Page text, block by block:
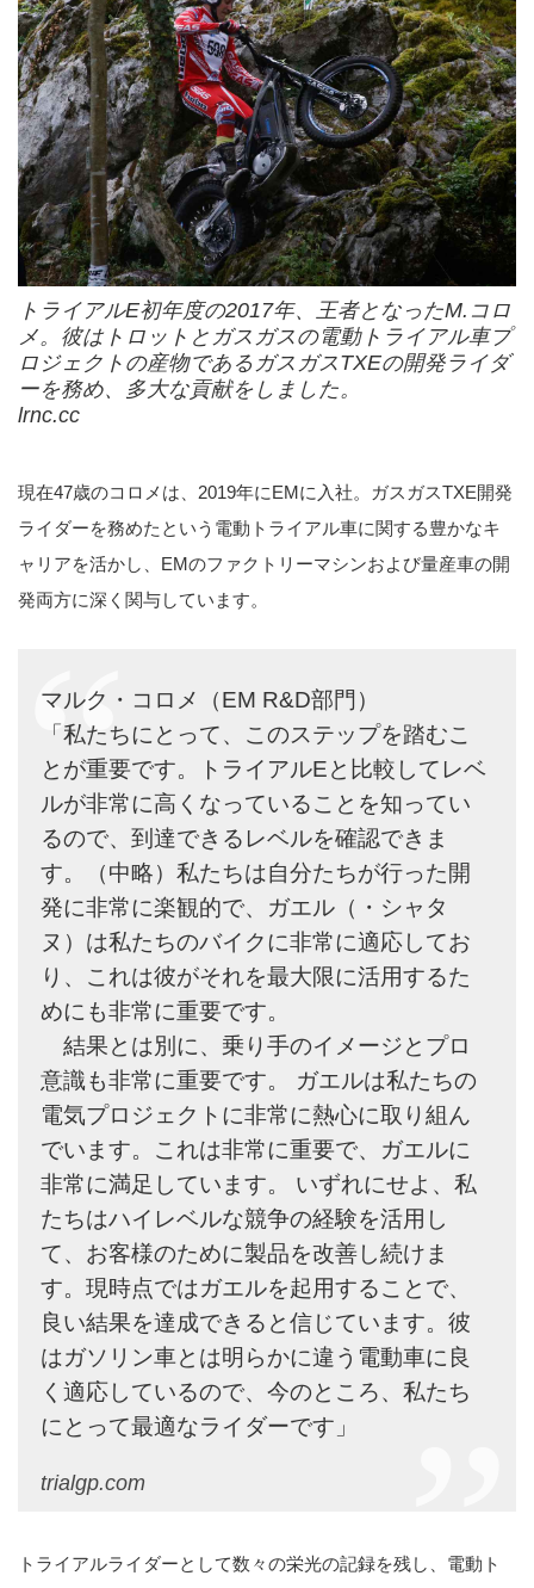
トライアルE初年度の2017年、王者となったM.コロ
メ。彼はトロットとガスガスの電動トライアル車プ
ロジェクトの産物であるガスガスTXEの開発ライダ
ーを務め、多大な貢献をしました。
lrnc.cc
現在47歳のコロメは、2019年にEMに入社。ガスガスTXE開発
ライダーを務めたという電動トライアル車に関する豊かなキ
ャリアを活かし、EMのファクトリーマシンおよび量産車の開
発両方に深く関与しています。
マルク・コロメ（EM R&D部門）
「私たちにとって、このステップを踏むこ
とが重要です。トライアルEと比較してレベ
ルが非常に高くなっていることを知ってい
るので、到達できるレベルを確認できま
す。（中略）私たちは自分たちが行った開
発に非常に楽観的で、ガエル（・シャタ
ヌ）は私たちのバイクに非常に適応してお
り、これは彼がそれを最大限に活用するた
めにも非常に重要です。
結果とは別に、乗り手のイメージとプロ
意識も非常に重要です。 ガエルは私たちの
電気プロジェクトに非常に熱心に取り組ん
でいます。これは非常に重要で、ガエルに
非常に満足しています。 いずれにせよ、私
たちはハイレベルな競争の経験を活用し
て、お客様のために製品を改善し続けま
す。現時点ではガエルを起用することで、
良い結果を達成できると信じています。彼
はガソリン車とは明らかに違う電動車に良
く適応しているので、今のところ、私たち
にとって最適なライダーです」
trialgp.com
トライアルライダーとして数々の栄光の記録を残し、電動ト